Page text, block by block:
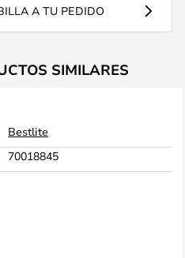
A TU PEDIDO
SIMILARES
Bestlite
70018845